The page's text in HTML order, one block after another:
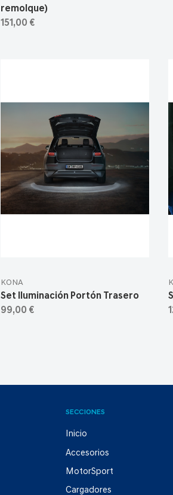
remolque)
151,00 €
KONA
Set Iluminación Portón Trasero
99,00 €
SECCIONES
Inicio
Accesorios
MotorSport
Cargadores